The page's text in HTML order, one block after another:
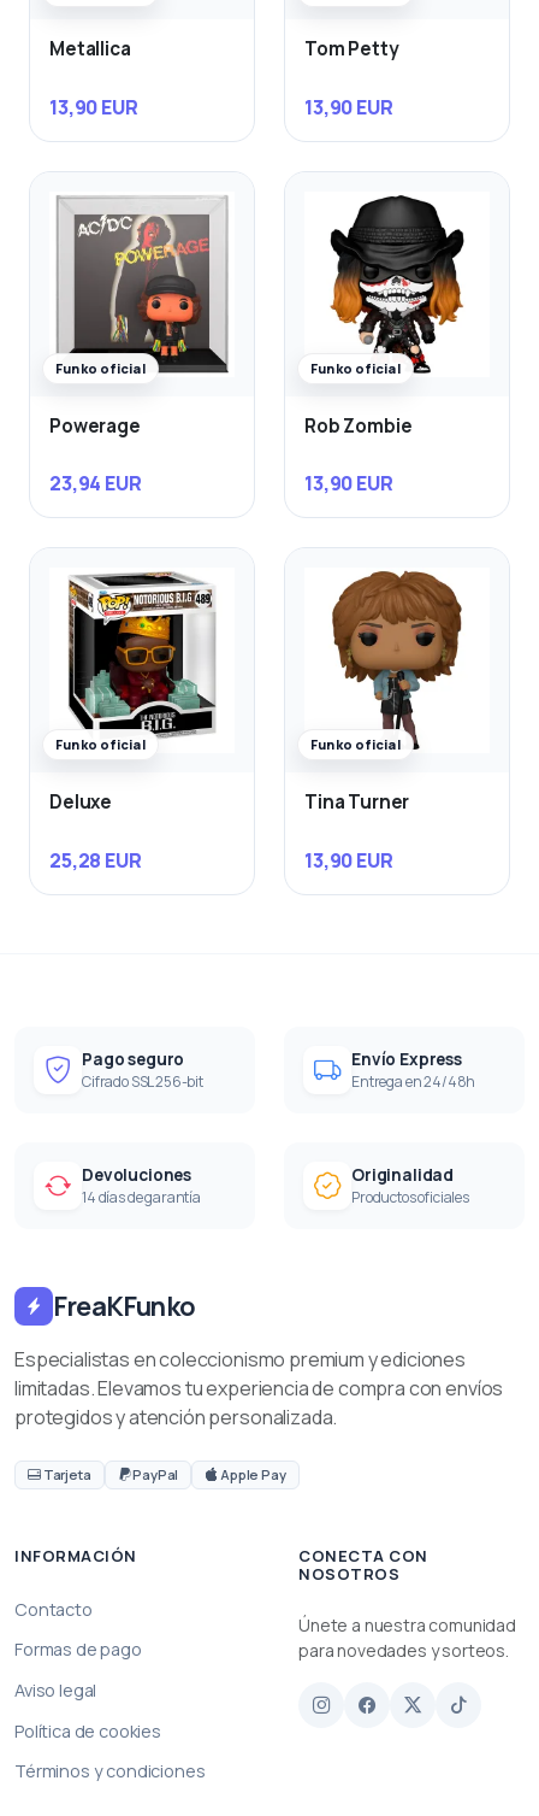
Metallica
13,90 EUR
Tom Petty
13,90 EUR
Funko oficial
Powerage
23,94 EUR
Funko oficial
Rob Zombie
13,90 EUR
Funko oficial
Deluxe
25,28 EUR
Funko oficial
Tina Turner
13,90 EUR
Pago seguro
Cifrado SSL 256-bit
Envío Express
Entrega en 24/48h
Devoluciones
14 días de garantía
Originalidad
Productos oficiales
FreaKFunko
Especialistas en coleccionismo premium y ediciones
limitadas. Elevamos tu experiencia de compra con envíos
protegidos y atención personalizada.
Tarjeta PayPal Apple Pay
INFORMACIÓN
Contacto
Formas de pago
Aviso legal
Política de cookies
Términos y condiciones
CONECTA CON
NOSOTROS
Únete a nuestra comunidad
para novedades y sorteos.